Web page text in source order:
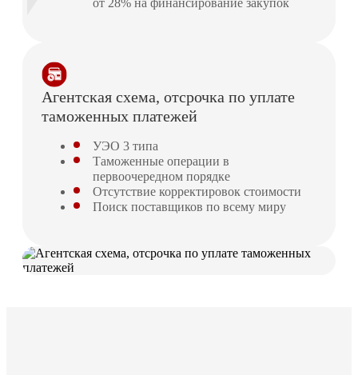
от 28% на финансирование закупок
Агентская схема, отсрочка по уплате
таможенных платежей
УЭО 3 типа
Таможенные операции в
первоочередном порядке
Отсутствие корректировок стоимости
Поиск поставщиков по всему миру